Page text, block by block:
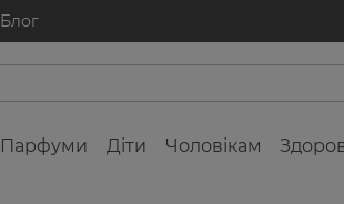
Блог
Парфуми Діти Чоловікам